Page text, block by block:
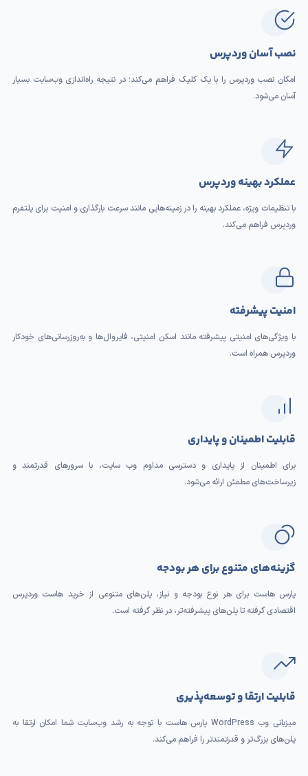
نصب آسان وردپرس
امکان نصب وردپرس را با یک کلیک فراهم می‌کند؛ در نتیجه راه‌اندازی وب‌سایت بسیار
آسان می‌شود.
عملکرد بهینه وردپرس
با تنظیمات ویژه، عملکرد بهینه را در زمینه‌هایی مانند سرعت بارگذاری و امنیت برای پلتفرم
وردپرس فراهم می‌کند.
امنیت پیشرفته
با ویژگی‌های امنیتی پیشرفته مانند اسکن امنیتی، فایروال‌ها و به‌روزرسانی‌های خودکار
وردپرس همراه است.
قابلیت اطمینان و پایداری
برای اطمینان از پایداری و دسترسی مداوم وب سایت، با سرورهای قدرتمند و
زیرساخت‌های مطمئن ارائه می‌شود.
گزینه‌های متنوع برای هر بودجه
پارس هاست برای هر نوع بودجه و نیاز، پلن‌های متنوعی از خرید هاست وردپرس
اقتصادی گرفته تا پلن‌های پیشرفته‌تر، در نظر گرفته است.
قابلیت ارتقا و توسعه‌پذیری
میزبانی وب WordPress پارس هاست با توجه به رشد وب‌سایت شما امکان ارتقا به
پلن‌های بزرگ‌تر و قدرتمندتر را فراهم می‌کند.